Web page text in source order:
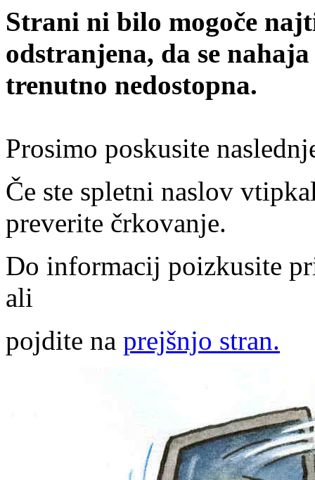
Strani ni bilo mogoče
odstranjena, da se
trenutno nedostopna.
Prosimo poskusite
Če ste spletni naslov
preverite črkovanje.
Do informacij poizkusite
ali
pojdite na prejšnjo stran.